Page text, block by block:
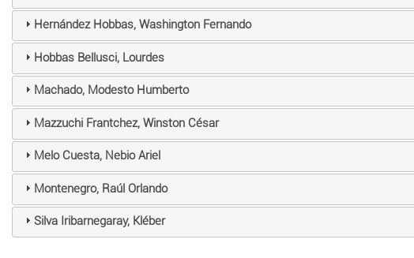
Hernández Hobbas, Washington Fernando
Hobbas Bellusci, Lourdes
Machado, Modesto Humberto
Mazzuchi Frantchez, Winston César
Melo Cuesta, Nebio Ariel
Montenegro, Raúl Orlando
Silva Iribarnegaray, Kléber